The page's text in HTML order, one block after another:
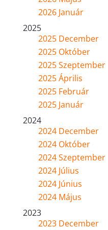
2026 Január
2025
2025 December
2025 Október
2025 Szeptember
2025 Április
2025 Február
2025 Január
2024
2024 December
2024 Október
2024 Szeptember
2024 Július
2024 Június
2024 Május
2023
2023 December